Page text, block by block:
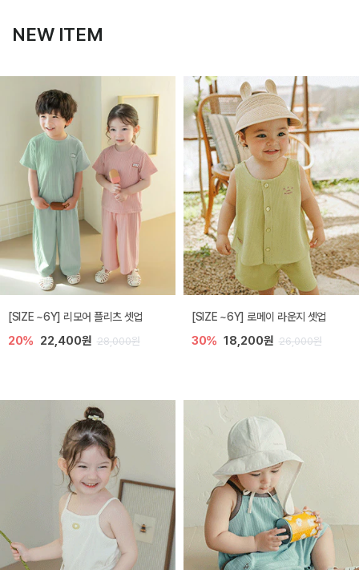
NEW ITEM
[SIZE ~6Y] 리모어 플리츠 셋업
20% 22,400원 28,000원
[SIZE ~6Y] 로메이 라운지 셋업
30% 18,200원 26,000원